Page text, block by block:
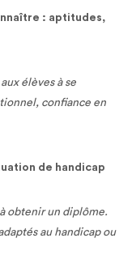
: aptitudes,
élèves à se
confiance en
de handicap
obtenir un diplôme.
au handicap ou